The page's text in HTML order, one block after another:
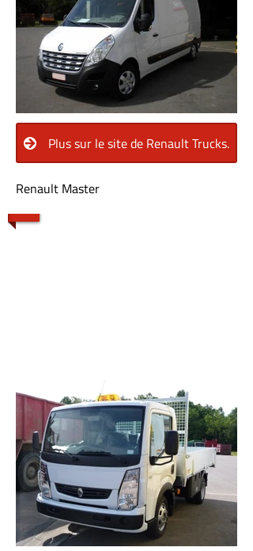
Plus sur le site de Renault Trucks.
Renault Master